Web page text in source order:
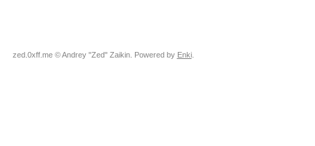
zed.0xff.me © Andrey "Zed" Zaikin. Powered by Enki.